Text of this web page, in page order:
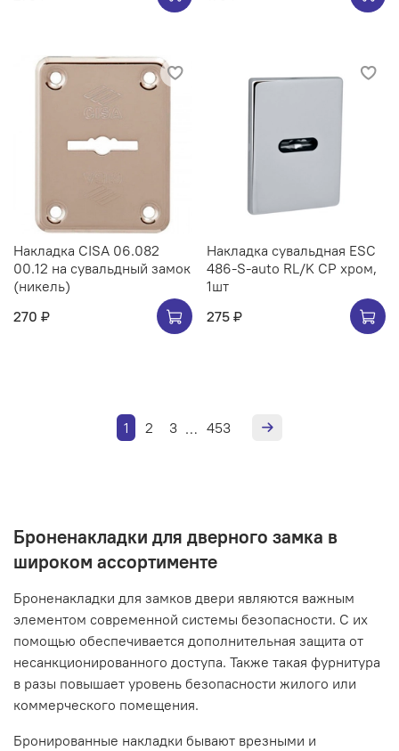
Накладка CISA 06.082
00.12 на сувальдный замок
(никель)
270 ₽
Накладка сувальдная ESC
486-S-auto RL/K CP хром,
1шт
275 ₽
1 2 3 … 453
Броненакладки для дверного замка в
широком ассортименте
Броненакладки для замков двери являются важным
элементом современной системы безопасности. С их
помощью обеспечивается дополнительная защита от
несанкционированного доступа. Также такая фурнитура
в разы повышает уровень безопасности жилого или
коммерческого помещения.
Бронированные накладки бывают врезными и